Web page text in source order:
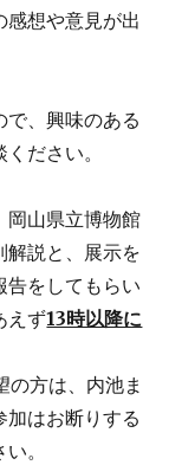
感想や意見が出
、興味のある
ださい。
岡山県立博物館
解説と、展示を
告をしてもらい
えず13時以降に
の方は、内池ま
加はお断りする
。